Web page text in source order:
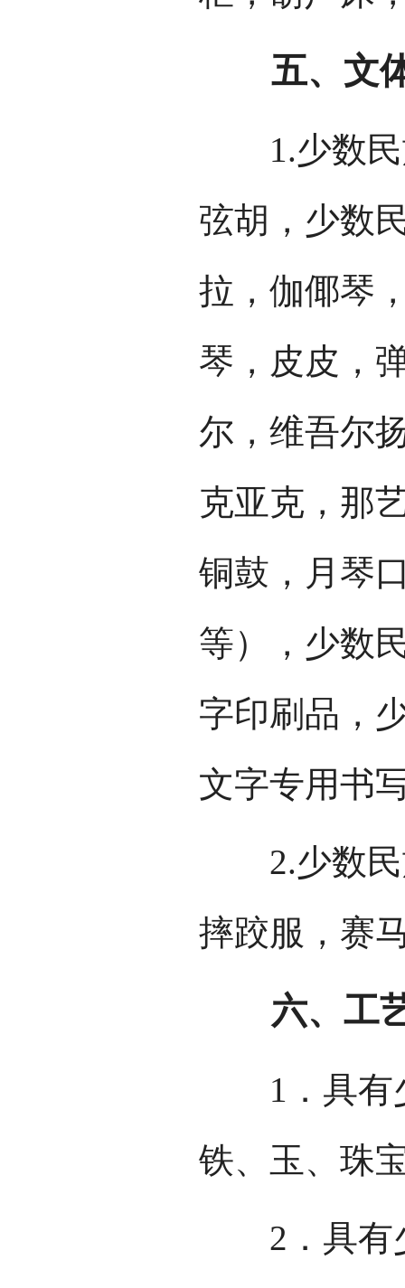
五、文体
1.少数民
弦胡，少数
拉，伽倻琴
琴，皮皮，
尔，维吾尔
克亚克，那
铜鼓，月琴
等），少数
字印刷品，
文字专用书
2.少数民
摔跤服，赛
六、工艺
1．具有少
铁、玉、珠
2．具有少